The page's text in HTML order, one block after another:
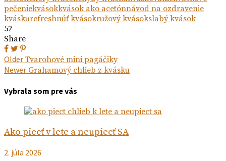
pečeniekvásokkvások ako acetónnávod na ozdravenie
kváskurefreshnúť kvásokružový kvásokslabý kvások
52
Share
Navigácia
v
článku
Older Next
post:
Tvarohové mini pagáčiky
Newer Previous
Grahamový chlieb z kvásku
Vybrala som pre vás
Ako piecť v lete a neupiecť SA
2. júla 2026